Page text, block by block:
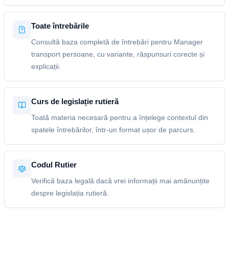
Toate întrebările
Consultă baza completă de întrebări pentru Manager
transport persoane, cu variante, răspunsuri corecte și
explicații.
Curs de legislație rutieră
Toată materia necesară pentru a înțelege contextul din
spatele întrebărilor, într-un format ușor de parcurs.
Codul Rutier
Verifică baza legală dacă vrei informații mai amănunțite
despre legislația rutieră.